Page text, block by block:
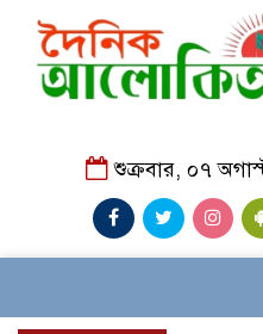
শুক্রবার, ০৭